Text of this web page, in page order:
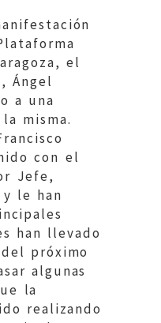
el
Ángel
a una
misma.
con el
Jefe,
le han
han llevado
próximo
algunas
la
realizando